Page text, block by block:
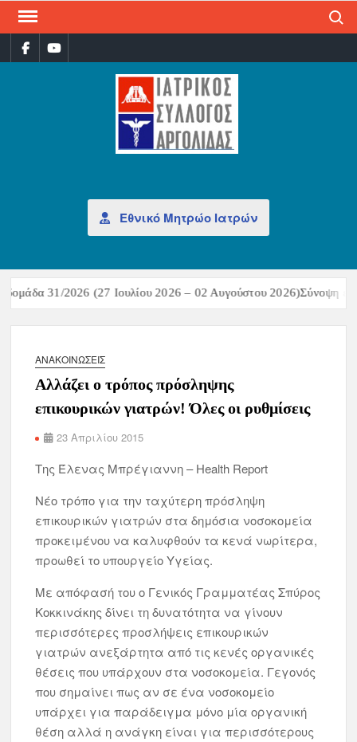
Εθνικό Μητρώο Ιατρών
31/2026 (27 Ιουλίου 2026 – 02 Αυγούστου 2026)Σύνοψη
ΑΝΑΚΟΙΝΏΣΕΙΣ
Αλλάζει ο τρόπος πρόσληψης
επικουρικών γιατρών! Όλες οι ρυθμίσεις
23 Απριλίου 2015
Της Έλενας Μπρέγιαννη – Health Report
Νέο τρόπο για την ταχύτερη πρόσληψη
επικουρικών γιατρών στα δημόσια νοσοκομεία
προκειμένου να καλυφθούν τα κενά νωρίτερα,
προωθεί το υπουργείο Υγείας.
Με απόφασή του ο Γενικός Γραμματέας Σπύρος
Κοκκινάκης δίνει τη δυνατότητα να γίνουν
περισσότερες προσλήψεις επικουρικών
γιατρών ανεξάρτητα από τις κενές οργανικές
θέσεις που υπάρχουν στα νοσοκομεία. Γεγονός
που σημαίνει πως αν σε ένα νοσοκομείο
υπάρχει για παράδειγμα μόνο μία οργανική
θέση αλλά η ανάγκη είναι για περισσότερους